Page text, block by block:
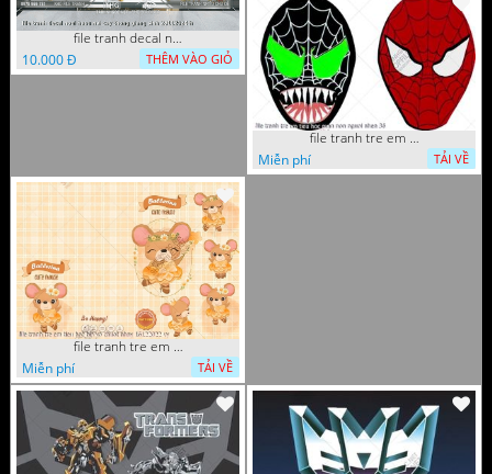
file tranh decal noel huou nai cay thong giang sinh 28112024 h
10.000 Đ
THÊM VÀO GIỎ
file tranh tre em tieu hoc man non nguoi nhen 36
Miễn phí
TẢI VỀ
file tranh tre em tieu hoc bia vo chuot nhay 16122022 vy
Miễn phí
TẢI VỀ